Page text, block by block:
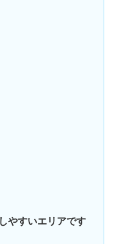
やすいエリアです